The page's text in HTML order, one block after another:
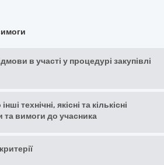
в участі у процедурі закупівлі
технічні, якісні та кількісні
та вимоги до учасника